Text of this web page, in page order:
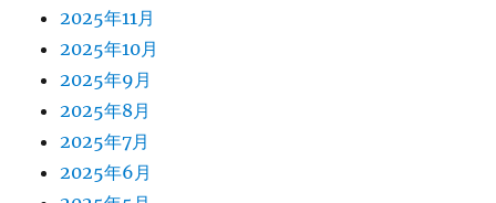
2025年11月
2025年10月
2025年9月
2025年8月
2025年7月
2025年6月